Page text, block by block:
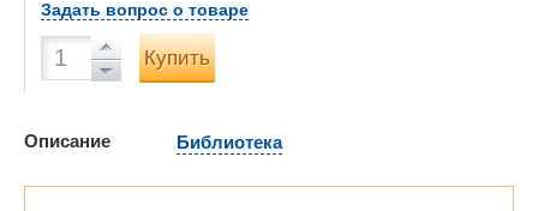
Задать вопрос о товаре
Купить
Описание Библиотека